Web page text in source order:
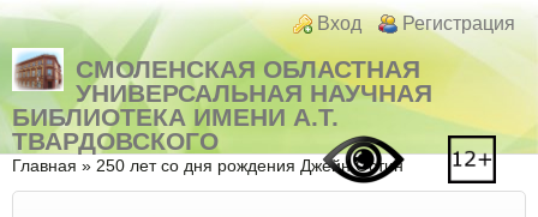
Перейти к основному содержанию
Skip to search
Login links
Вход Регистрация
СМОЛЕНСКАЯ ОБЛАСТНАЯ
УНИВЕРСАЛЬНАЯ НАУЧНАЯ
БИБЛИОТЕКА ИМЕНИ А.Т.
ТВАРДОВСКОГО
Вы здесь
Главная » 250 лет со дня рождения Джейн Остин